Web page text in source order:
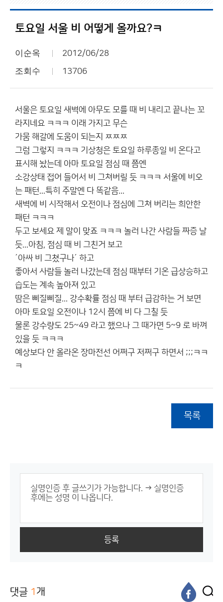
토요일 서울 비 어떻게 올까요?ㅋ
이순옥 2012/06/28
조회수 13706
서울은 토요일 새벽에 아무도 모를 때 비 내리고 끝나는 꼬
라지네요 ㅋㅋㅋ 이래 가지고 무슨
가뭄 해갈에 도움이 되는지 ㅉㅉㅉ
그럼 그렇지 ㅋㅋㅋ 기상청은 토요일 하루종일 비 온다고
표시해 놨는데 아마 토요일 점심 때 쯤엔
소강상태 접어 들어서 비 그쳐버릴 듯 ㅋㅋㅋ 서울에 비오
는 패턴...특히 주말엔 다 똑같음...
새벽에 비 시작해서 오전이나 점심에 그쳐 버리는 희안한
패턴 ㅋㅋㅋ
두고 보세요 제 말이 맞죠 ㅋㅋㅋ 놀러 나간 사람들 짜증 날
듯...아침, 점심 때 비 그친거 보고
´아싸 비 그쳤구나´ 하고
좋아서 사람들 놀러 나갔는데 점심 때부터 기온 급상승하고
습도는 계속 높아져 있고
땀은 삐질삐질... 강수확률 점심 때 부터 급감하는 거 보면
아마 토요일 오전이나 12시 쯤에 비 다 그칠 듯
물론 강수량도 25~49 라고 했으나 그 때가면 5~9 로 바껴
있을 듯 ㅋㅋㅋ
예상보다 안 올라온 장마전선 어쩌구 저쩌구 하면서 ;;;ㅋㅋ
ㅋ
목록
등록
댓글 1 개